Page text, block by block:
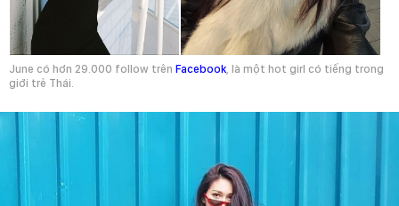
June có hơn 29.000 follow trên Facebook , là một hot girl có tiếng trong
giới trẻ Thái.